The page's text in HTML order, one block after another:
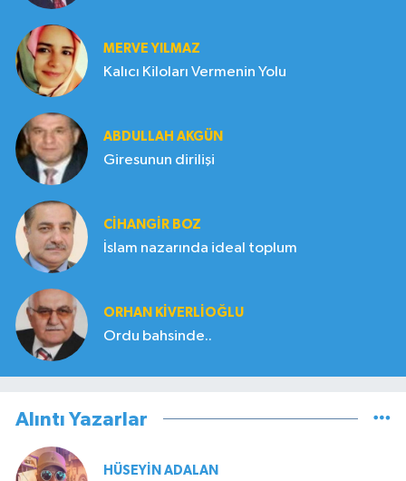
MERVE YILMAZ
Kalıcı Kiloları Vermenin Yolu
ABDULLAH AKGÜN
Giresunun dirilişi
CIHANGIR BOZ
İslam nazarında ideal toplum
ORHAN KIVERLIOĞLU
Ordu bahsinde..
Alıntı Yazarlar
HÜSEYIN ADALAN